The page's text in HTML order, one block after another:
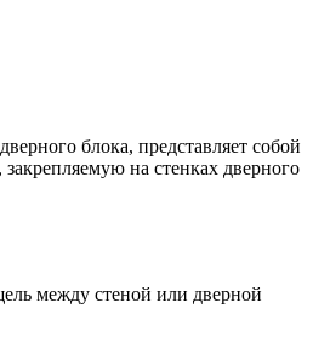
блока, представляет собой
на стенках дверного
между стеной или дверной